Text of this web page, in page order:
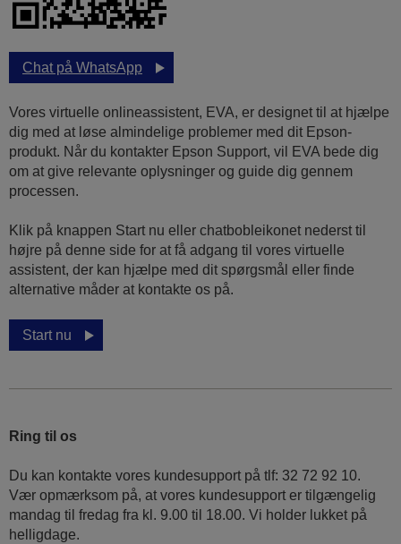
Chat på WhatsApp
Vores virtuelle onlineassistent, EVA, er designet til at hjælpe
dig med at løse almindelige problemer med dit Epson-
produkt. Når du kontakter Epson Support, vil EVA bede dig
om at give relevante oplysninger og guide dig gennem
processen.
Klik på knappen Start nu eller chatbobleikonet nederst til
højre på denne side for at få adgang til vores virtuelle
assistent, der kan hjælpe med dit spørgsmål eller finde
alternative måder at kontakte os på.
Start nu
Ring til os
Du kan kontakte vores kundesupport på tlf: 32 72 92 10.
Vær opmærksom på, at vores kundesupport er tilgængelig
mandag til fredag ​​fra kl. 9.00 til 18.00. Vi holder lukket på
helligdage.